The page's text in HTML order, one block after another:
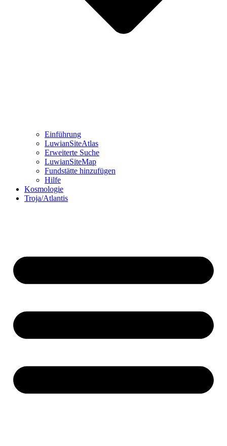
Einführung
LuwianSiteAtlas
Erweiterte Suche
LuwianSiteMap
Fundstätte hinzufügen
Hilfe
Kosmologie
Troja/Atlantis